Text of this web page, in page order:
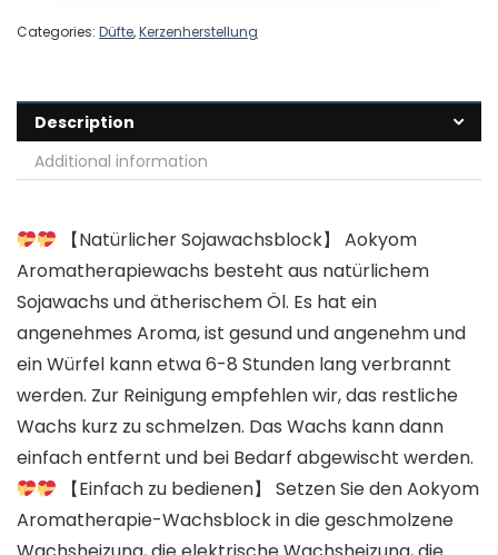
Categories: Düfte,Kerzenherstellung
Description
Additional information
【Natürlicher Sojawachsblock】 Aokyom
Aromatherapiewachs besteht aus natürlichem
Sojawachs und ätherischem Öl. Es hat ein
angenehmes Aroma, ist gesund und angenehm und
ein Würfel kann etwa 6-8 Stunden lang verbrannt
werden. Zur Reinigung empfehlen wir, das restliche
Wachs kurz zu schmelzen. Das Wachs kann dann
einfach entfernt und bei Bedarf abgewischt werden.
【Einfach zu bedienen】 Setzen Sie den Aokyom
Aromatherapie-Wachsblock in die geschmolzene